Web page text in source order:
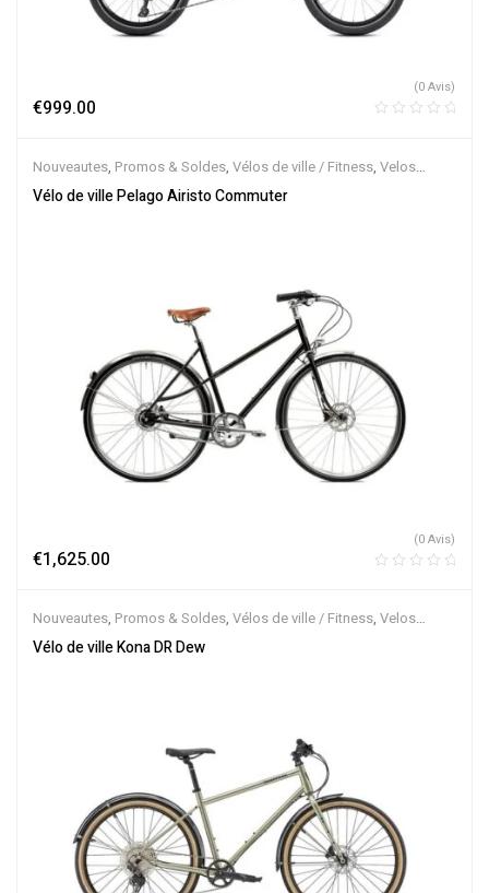
€999.00
(0 Avis)
Nouveautes, Promos & Soldes, Vélos de ville / Fitness, Velos
Musculaires
Vélo de ville Pelago Airisto Commuter
€1,625.00
(0 Avis)
Nouveautes, Promos & Soldes, Vélos de ville / Fitness, Velos
Musculaires
Vélo de ville Kona DR Dew